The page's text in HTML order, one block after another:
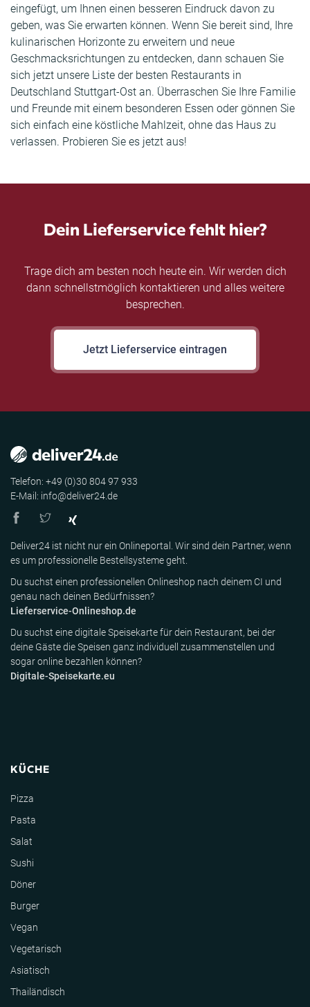
eingefügt, um Ihnen einen besseren Eindruck davon zu
geben, was Sie erwarten können. Wenn Sie bereit sind, Ihre
kulinarischen Horizonte zu erweitern und neue
Geschmacksrichtungen zu entdecken, dann schauen Sie
sich jetzt unsere Liste der besten Restaurants in
Deutschland Stuttgart-Ost an. Überraschen Sie Ihre Familie
und Freunde mit einem besonderen Essen oder gönnen Sie
sich einfach eine köstliche Mahlzeit, ohne das Haus zu
verlassen. Probieren Sie es jetzt aus!
Dein Lieferservice fehlt hier?
Trage dich am besten noch heute ein. Wir werden dich
dann schnellstmöglich kontaktieren und alles weitere
besprechen.
Jetzt Lieferservice eintragen
Telefon: +49 (0)30 804 97 933
E-Mail: info@deliver24.de
Deliver24 ist nicht nur ein Onlineportal. Wir sind dein Partner, wenn
es um professionelle Bestellsysteme geht.
Du suchst einen professionellen Onlineshop nach deinem CI und
genau nach deinen Bedürfnissen?
Lieferservice-Onlineshop.de
Du suchst eine digitale Speisekarte für dein Restaurant, bei der
deine Gäste die Speisen ganz individuell zusammenstellen und
sogar online bezahlen können?
Digitale-Speisekarte.eu
KÜCHE
Pizza
Pasta
Salat
Sushi
Döner
Burger
Vegan
Vegetarisch
Asiatisch
Thailändisch